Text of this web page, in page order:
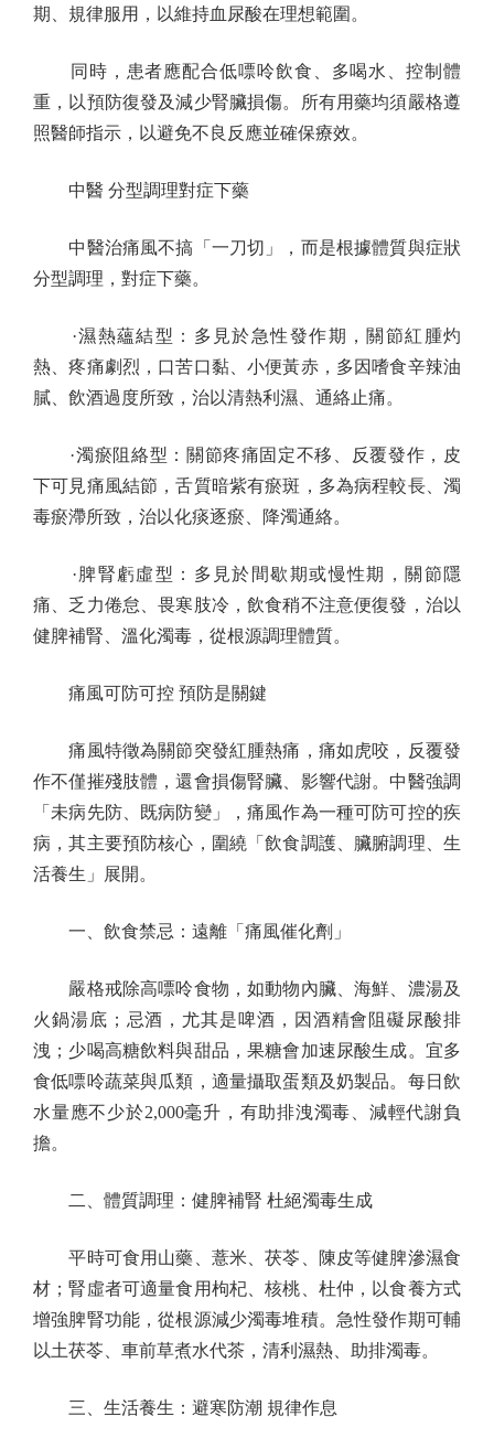
期、規律服用，以維持血尿酸在理想範圍。
同時，患者應配合低嘌呤飲食、多喝水、控制體
重，以預防復發及減少腎臟損傷。所有用藥均須嚴格遵
照醫師指示，以避免不良反應並確保療效。
中醫 分型調理對症下藥
中醫治痛風不搞「一刀切」，而是根據體質與症狀
分型調理，對症下藥。
·濕熱蘊結型：多見於急性發作期，關節紅腫灼
熱、疼痛劇烈，口苦口黏、小便黃赤，多因嗜食辛辣油
膩、飲酒過度所致，治以清熱利濕、通絡止痛。
·濁瘀阻絡型：關節疼痛固定不移、反覆發作，皮
下可見痛風結節，舌質暗紫有瘀斑，多為病程較長、濁
毒瘀滯所致，治以化痰逐瘀、降濁通絡。
·脾腎虧虛型：多見於間歇期或慢性期，關節隱
痛、乏力倦怠、畏寒肢冷，飲食稍不注意便復發，治以
健脾補腎、溫化濁毒，從根源調理體質。
痛風可防可控 預防是關鍵
痛風特徵為關節突發紅腫熱痛，痛如虎咬，反覆發
作不僅摧殘肢體，還會損傷腎臟、影響代謝。中醫強調
「未病先防、既病防變」，痛風作為一種可防可控的疾
病，其主要預防核心，圍繞「飲食調護、臟腑調理、生
活養生」展開。
一、飲食禁忌：遠離「痛風催化劑」
嚴格戒除高嘌呤食物，如動物內臟、海鮮、濃湯及
火鍋湯底；忌酒，尤其是啤酒，因酒精會阻礙尿酸排
洩；少喝高糖飲料與甜品，果糖會加速尿酸生成。宜多
食低嘌呤蔬菜與瓜類，適量攝取蛋類及奶製品。每日飲
水量應不少於2,000毫升，有助排洩濁毒、減輕代謝負
擔。
二、體質調理：健脾補腎 杜絕濁毒生成
平時可食用山藥、薏米、茯苓、陳皮等健脾滲濕食
材；腎虛者可適量食用枸杞、核桃、杜仲，以食養方式
增強脾腎功能，從根源減少濁毒堆積。急性發作期可輔
以土茯苓、車前草煮水代茶，清利濕熱、助排濁毒。
三、生活養生：避寒防潮 規律作息